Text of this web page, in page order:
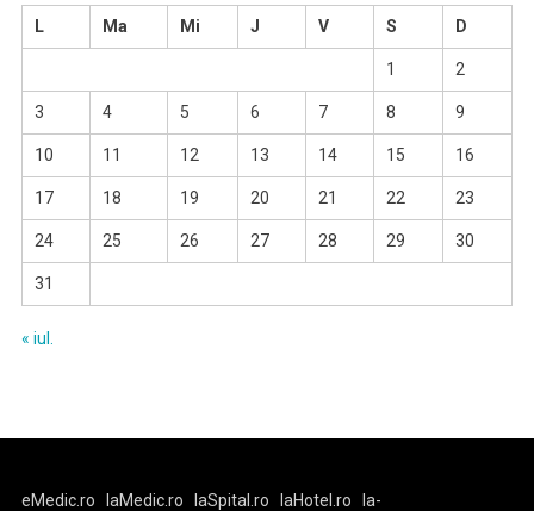
L
Ma Mi J V S D
1 2
3 4 5 6 7 8 9
10 11 12 13 14 15 16
17 18 19 20 21 22 23
24 25 26 27 28 29 30
31
« iul.
eMedic.ro laMedic.ro laSpital.ro laHotel.ro
la-